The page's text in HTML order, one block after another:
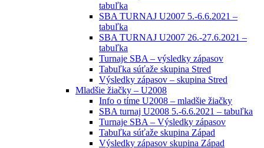
tabuľka
SBA TURNAJ U2007 5.-6.6.2021 –
tabuľka
SBA TURNAJ U2007 26.-27.6.2021 –
tabuľka
Turnaje SBA – výsledky zápasov
Tabuľka súťaže skupina Stred
Výsledky zápasov – skupina Stred
Mladšie žiačky – U2008
Info o tíme U2008 – mladšie žiačky
SBA turnaj U2008 5.-6.6.2021 – tabuľka
Turnaje SBA – Výsledky zápasov
Tabuľka súťaže skupina Západ
Výsledky zápasov skupina Západ